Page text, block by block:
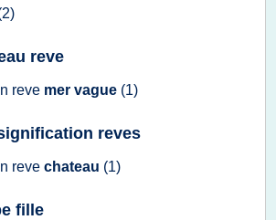
reve
reve mer vague (1)
reves
reve chateau (1)
fille